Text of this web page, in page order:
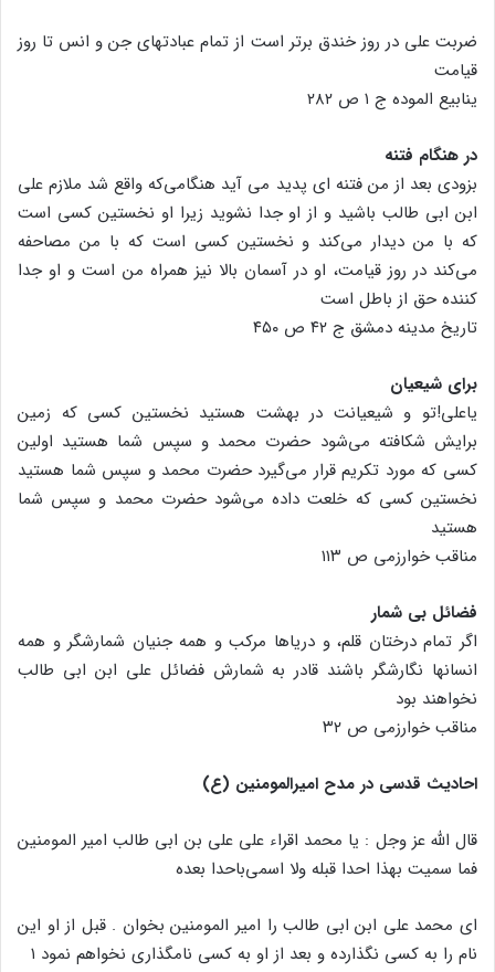
ضربت علی در روز خندق برتر است از تمام عبادتهای جن و انس تا روز
قیامت
ینابیع الموده ج ۱ ص ۲۸۲
در هنگام فتنه
بزودی بعد از من فتنه ای پدید می آید هنگامی‌که واقع شد ملازم علی
ابن ابی طالب باشید و از او جدا نشوید زیرا او نخستین کسی است
که با من دیدار می‌کند و نخستین کسی است که با من مصاحفه
می‌کند در روز قیامت، او در آسمان بالا نیز همراه من است و او جدا
کننده حق از باطل است
تاریخ مدینه دمشق ج ۴۲ ص ۴۵۰
برای شیعیان
یاعلی!تو و شیعیانت در بهشت هستید نخستین کسی که زمین
برایش شکافته می‌شود حضرت محمد و سپس شما هستید اولین
کسی که مورد تکریم قرار می‌گیرد حضرت محمد و سپس شما هستید
نخستین کسی که خلعت داده می‌شود حضرت محمد و سپس شما
هستید
مناقب خوارزمی ص ۱۱۳
فضائل بی شمار
اگر تمام درختان قلم، و دریاها مرکب و همه جنیان شمارشگر و همه
انسانها نگارشگر باشند قادر به شمارش فضائل علی ابن ابی طالب
نخواهند بود
مناقب خوارزمی ص ۳۲
احادیث قدسی در مدح امیرالمومنین (ع)
قال الله عز وجل : یا محمد اقراء علی علی بن ابی طالب امیر المومنین
فما سمیت بهذا احدا قبله ولا اسمی‌باحدا بعده
ای محمد علی ابن ابی طالب را امیر المومنین بخوان . قبل از او این
نام را به کسی نگذارده و بعد از او به کسی نامگذاری نخواهم نمود ۱